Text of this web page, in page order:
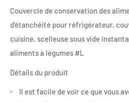
Couvercle de conservation des
d'étanchéité pour réfrigérateur,
cuisine, scelleuse sous vide
aliments à légumes #L
Détails du produit
Il est facile de voir ce que vous